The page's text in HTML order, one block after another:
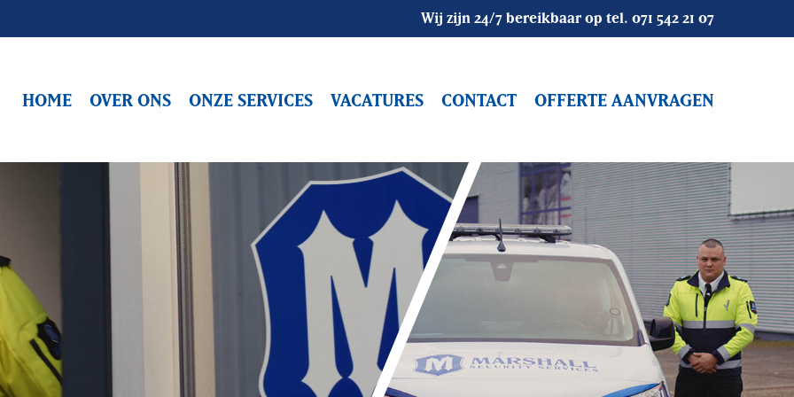
Wij zijn 24/7 bereikbaar op tel. 071 542 21 07
HOME OVER ONS ONZE SERVICES
Objectbewaking
Bouwbeveiliging
Mobiele Surveillance
Alarmopvolging
Vakantiesurveillance
Camerasystemen
VACATURES CONTACT OFFERTE AANVRAGEN